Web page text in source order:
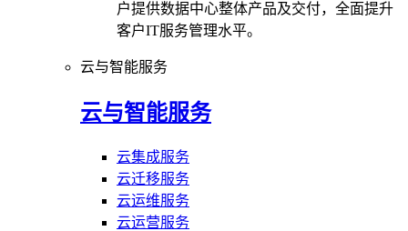
户提供数据中心整体产品及交付，全面提升
客户IT服务管理水平。
云与智能服务
云与智能服务
云集成服务
云迁移服务
云运维服务
云运营服务